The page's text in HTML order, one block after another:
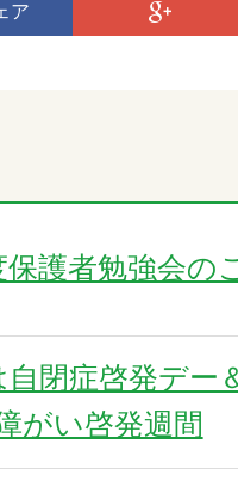
ア
保護者勉強会の
自閉症啓発デー
がい啓発週間